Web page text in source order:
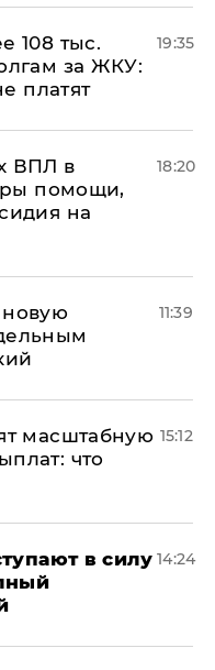
108 тыс.
за ЖКУ:
платят
19:35
ВПЛ в
помощи,
на
18:20
11:39
масштабную
что
15:12
в силу 14:24